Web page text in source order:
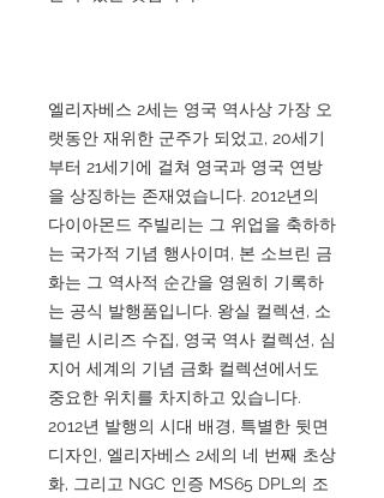
엘리자베스 2세는 영국 역사상 가장 오
랫동안 재위한 군주가 되었고, 20세기
부터 21세기에 걸쳐 영국과 영국 연방
을 상징하는 존재였습니다. 2012년의
다이아몬드 주빌리는 그 위업을 축하하
는 국가적 기념 행사이며, 본 소브린 금
화는 그 역사적 순간을 영원히 기록하
는 공식 발행품입니다. 왕실 컬렉션, 소
블린 시리즈 수집, 영국 역사 컬렉션, 심
지어 세계의 기념 금화 컬렉션에서도
중요한 위치를 차지하고 있습니다.
2012년 발행의 시대 배경, 특별한 뒷면
디자인, 엘리자베스 2세의 네 번째 초상
화, 그리고 NGC 인증 MS65 DPL의 조